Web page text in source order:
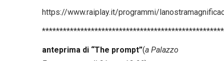
https://www.raiplay.it/programmi/
anteprima di “The prompt”(a Palazzo